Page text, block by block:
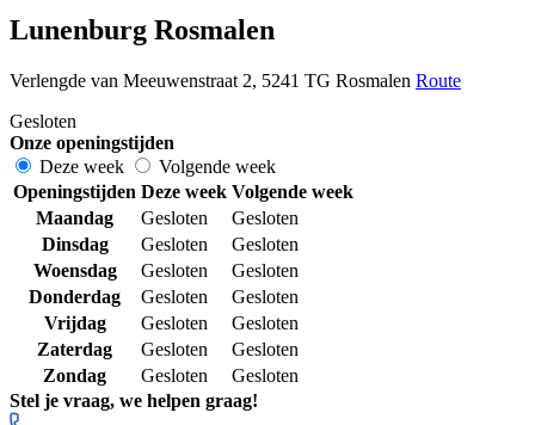
Lunenburg Rosmalen
Verlengde van Meeuwenstraat 2, 5241 TG Rosmalen Route
Gesloten
Onze openingstijden
Deze week
Volgende week
Openingstijden Deze week Volgende week
Maandag
Gesloten
Gesloten
Dinsdag
Gesloten
Gesloten
Woensdag
Gesloten
Gesloten
Donderdag
Gesloten
Gesloten
Vrijdag
Gesloten
Gesloten
Zaterdag
Gesloten
Gesloten
Zondag
Gesloten
Gesloten
Stel je vraag, we helpen graag!